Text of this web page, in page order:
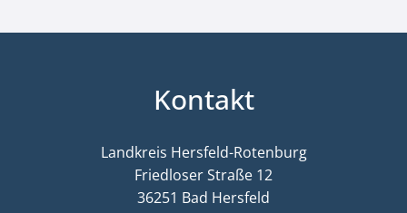
Kontakt
Landkreis Hersfeld-Rotenburg
Friedloser Straße 12
36251 Bad Hersfeld